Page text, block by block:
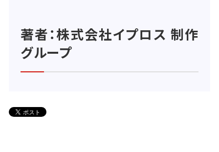
著者：株式会社イプロス 制作
グループ